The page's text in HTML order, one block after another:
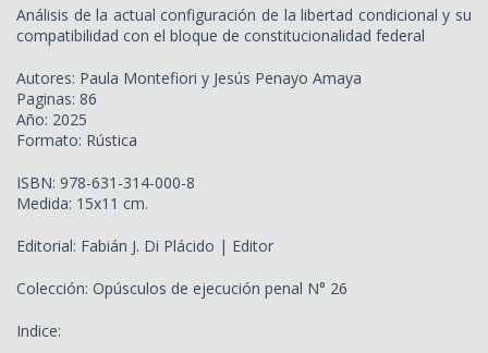
Análisis de la actual configuración de la libertad condicional y su
compatibilidad con el bloque de constitucionalidad federal
Autores: Paula Montefiori y Jesús Penayo Amaya
Paginas: 86
Año: 2025
Formato: Rústica
ISBN: 978-631-314-000-8
Medida: 15x11 cm.
Editorial: Fabián J. Di Plácido | Editor
Colección: Opúsculos de ejecución penal N° 26
Indice: